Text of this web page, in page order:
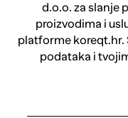
d.o.o. za slanje
proizvodima i
platforme koreqt.hr.
podataka i